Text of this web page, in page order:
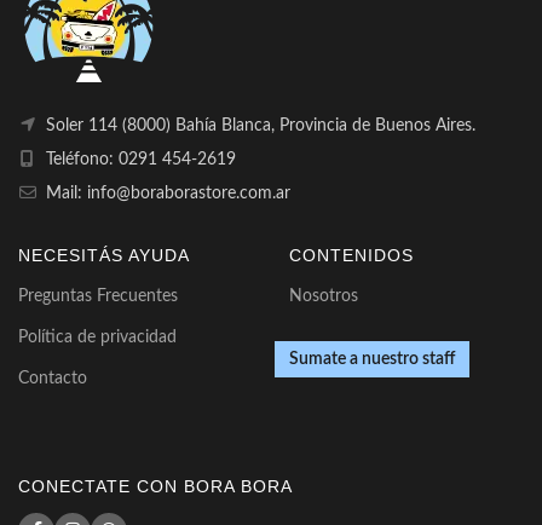
Soler 114 (8000) Bahía Blanca, Provincia de Buenos Aires.
Teléfono: 0291 454-2619
Mail: info@boraborastore.com.ar
NECESITÁS AYUDA
Preguntas Frecuentes
Política de privacidad
Contacto
CONTENIDOS
Nosotros
Sumate a nuestro staff
CONECTATE CON BORA BORA